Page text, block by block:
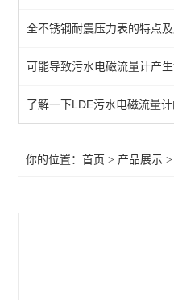
流量积算仪
齿轮流量计
气体流量计
全不锈钢耐震压力表的特点
可能导致污水电磁流量计产
了解一下LDE污水电磁流量
你的位置：首页 > 产品展示